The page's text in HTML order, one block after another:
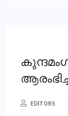
EDITORS